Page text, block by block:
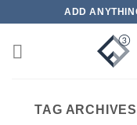
content
ADD
TAG